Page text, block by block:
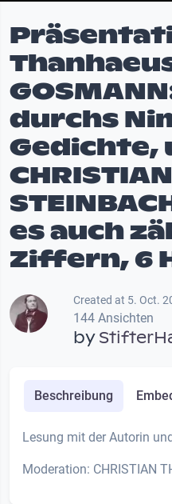
durchs
Gedichte,
CHRISTIAN
es auch
Ziffern, 6
Created at 5. Oct.
144 Ansichten
by
Beschreibung
Lesung mit der Autorin
Moderation: CHRISTIAN